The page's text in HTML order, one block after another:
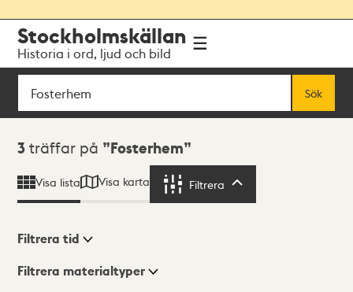
navigationen
huvudinnehållet
Stockholmskällan
Historia i ord, ljud och bild
Sök
Sök
Sökresultat
3 träffar på Fosterhem
Visa lista Visa karta Filtrera
Visningsläge
Filtrera tid
Filtrera materialtyper